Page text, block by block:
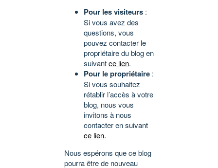
Pour les visiteurs :
Si vous avez des
questions, vous
pouvez contacter le
propriétaire du blog en
suivantce lien.
Pour le propriétaire :
Si vous souhaitez
rétablir l’accès à votre
blog, nous vous
invitons à nous
contacter en suivant
ce lien.
Nous espérons que ce blog
pourra être de nouveau